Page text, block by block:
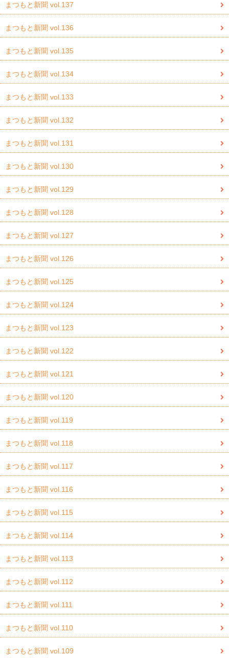
まつもと新聞 vol.137
まつもと新聞 vol.136
まつもと新聞 vol.135
まつもと新聞 vol.134
まつもと新聞 vol.133
まつもと新聞 vol.132
まつもと新聞 vol.131
まつもと新聞 vol.130
まつもと新聞 vol.129
まつもと新聞 vol.128
まつもと新聞 vol.127
まつもと新聞 vol.126
まつもと新聞 vol.125
まつもと新聞 vol.124
まつもと新聞 vol.123
まつもと新聞 vol.122
まつもと新聞 vol.121
まつもと新聞 vol.120
まつもと新聞 vol.119
まつもと新聞 vol.118
まつもと新聞 vol.117
まつもと新聞 vol.116
まつもと新聞 vol.115
まつもと新聞 vol.114
まつもと新聞 vol.113
まつもと新聞 vol.112
まつもと新聞 vol.111
まつもと新聞 vol.110
まつもと新聞 vol.109